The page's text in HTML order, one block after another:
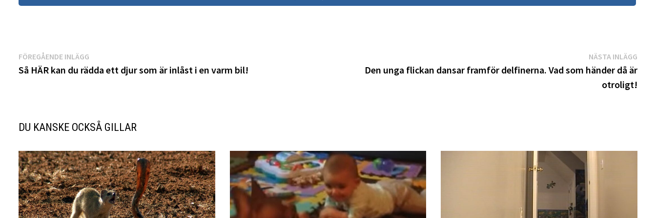
Inläggsnavigering
FÖREGÅENDE INLÄGG
inlägg:
Så HÄR kan du rädda ett djur som är inlåst i en varm bil!
NÄSTA INLÄGG
Den unga flickan dansar framför delfinerna. Vad som händer då är
otroligt!
DU KANSKE OCKSÅ GILLAR